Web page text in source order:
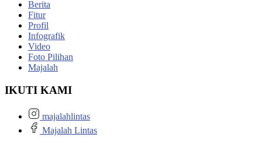
Berita
Fitur
Profil
Infografik
Video
Foto Pilihan
Majalah
IKUTI KAMI
majalahlintas
Majalah Lintas